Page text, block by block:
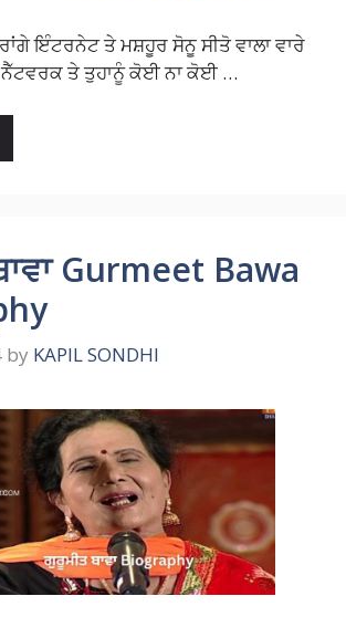
ਇੰਟਰਨੇਟ ਤੇ ਮਸ਼ਹੂਰ ਸੋਨੂ ਸੀਤੋ ਵਾਲਾ ਵਾਰੇ
ਤੇ ਤੁਹਾਨੂੰ ਕੋਈ ਨਾ ਕੋਈ …
Gurmeet Bawa
by KAPIL SONDHI